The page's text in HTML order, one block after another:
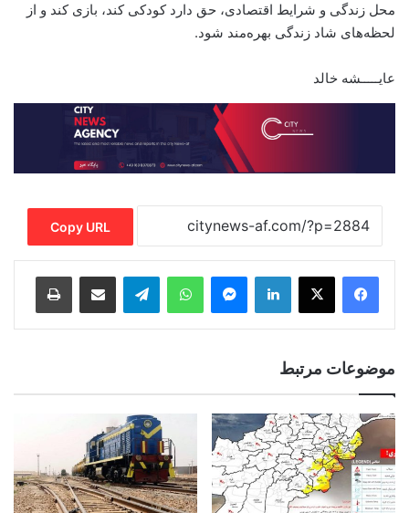
محل زندگی و شرایط اقتصادی، حق دارد کودکی کند، بازی کند و از
لحظه‌های شاد زندگی بهره‌مند شود.
عایـــــشه خالد
Copy URL
LinkedIn
Messenger
WhatsApp
Telegram
Share via Email
Print
موضوعات مرتبط